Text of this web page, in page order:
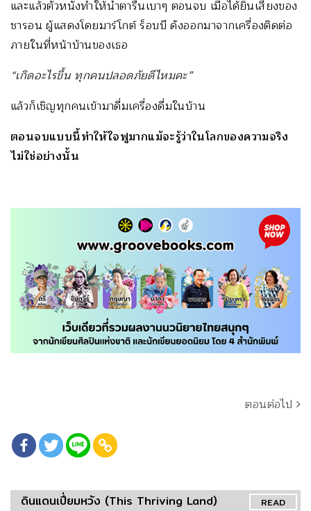
และแล้วตัวหนังทำให้น้ำตารื้นเบาๆ ตอนจบ เมื่อได้ยินเสียงของ
ชารอน ผู้แสดงโดยมาร์โกต์ ร็อบบี ดังออกมาจากเครื่องติดต่อ
ภายในที่หน้าบ้านของเธอ
“เกิดอะไรขึ้น ทุกคนปลอดภัยดีไหมคะ”
แล้วก็เชิญทุกคนเข้ามาดื่มเครื่องดื่มในบ้าน
ตอนจบแบบนี้ทำให้ใจฟูมากแม้จะรู้ว่าในโลกของความจริง
ไม่ใช่อย่างนั้น
ตอนต่อไป
READ
ดินแดนเปี่ยมหวัง (This Thriving Land)